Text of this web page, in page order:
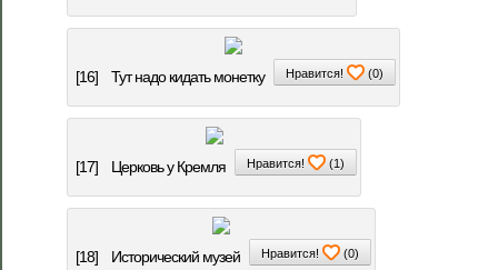
[16] Тут надо кидать монетку Нравится! (0)
[17] Церковь у Кремля Нравится! (1 )
[18] Исторический музей Нравится! (0)